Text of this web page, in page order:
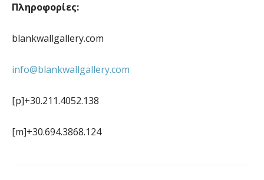
Πληροφορίες:
blankwallgallery.com
info@blankwallgallery.com
[p]+30.211.4052.138
[m]+30.694.3868.124